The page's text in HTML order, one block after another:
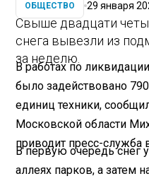
ОБЩЕСТВО 29 января
Свыше двадцати
снега вывезли из
за неделю.
В работах по
было задействовано
единиц техники,
Московской области
приводит пресс-служба
В первую очередь снег
аллеях парков, а затем